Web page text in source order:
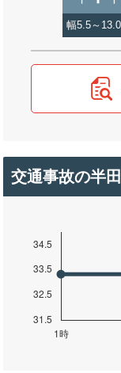
幅5.5～
交通事故の半